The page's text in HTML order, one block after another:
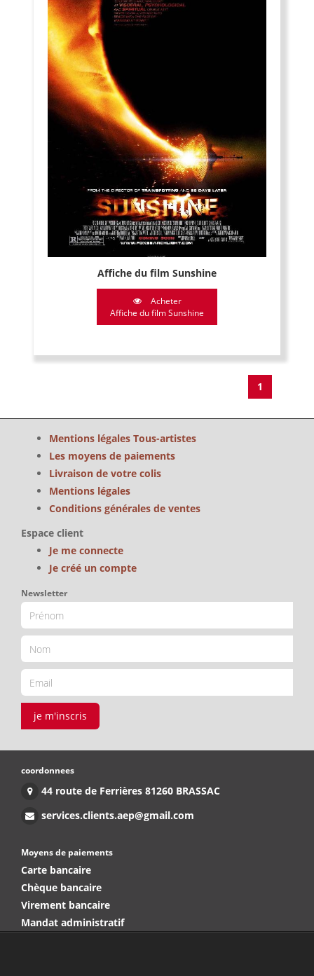
Affiche du film Sunshine
Acheter
Affiche du film Sunshine
1
Mentions légales Tous-artistes
Les moyens de paiements
Livraison de votre colis
Mentions légales
Conditions générales de ventes
Espace client
Je me connecte
Je créé un compte
Newsletter
je m'inscris
coordonnees
44 route de Ferrières 81260 BRASSAC
services.clients.aep@gmail.com
Moyens de paiements
Carte bancaire
Chèque bancaire
Virement bancaire
Mandat administratif